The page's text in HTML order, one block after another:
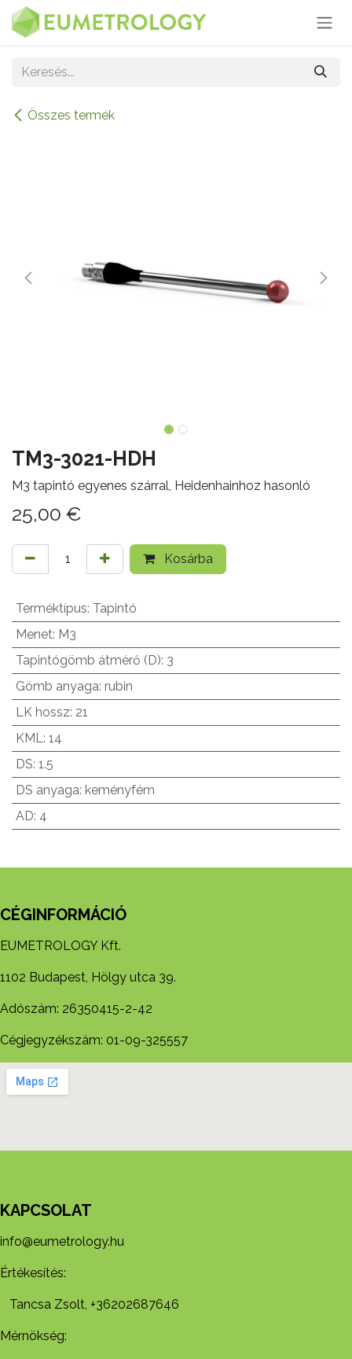
Kihagyás és továbblépés a tartalomhoz
Összes termék
TM3-3021-HDH
M3 tapintó egyenes szárral, Heidenhainhoz hasonló
25,00 €
Kosárba
Terméktípus: Tapintó
Menet: M3
Tapintógömb átmérő (D): 3
Gömb anyaga: rubin
LK hossz: 21
KML: 14
DS: 1.5
DS anyaga: keményfém
AD: 4
CÉGINFORMÁCIÓ
EUMETROLOGY Kft.
1102 Budapest, Hölgy utca 39.
Adószám: 26350415-2-42
Cégjegyzékszám: 01-09-325557
KAPCSOLAT
info@eumetrology.hu
Értékesítés:
Tancsa Zsolt, +36202687646
Mérnökség: